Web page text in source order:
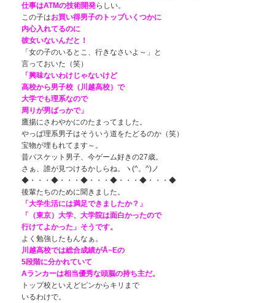
仕事はATMの技術開発らしい。
この子はお買い得男子のトップいくつかに
内心入れてるのに
彼女いないんだと！
「女の子のいるとこ、行きなさいよ～」と
言っておいた（笑）
「興味ないわけじゃないけど
高校から男子校（川越高校）で
大学でも理系なので
周りが男ばっかで」
鷹揚にさわやかにのたまってました。
やっぱ理系男子はそういう道をたどるのか（笑）
宝物が埋もれてます～。
昔バスケット男子、今ゲーム好きの27歳。
さぁ、誰が見つけるかしらね。ヽ(^。^)ノ
◆・・・◆・・・◆・・・◆・・・◆・・・◆
後輩たちのために聞きました。
「大学生活には満足できましたか？」
「（東京）大学、大学院は面白かったので
行けてよかった」そうです。
よく勉強したもんなぁ。
川越高校では総合成績がÅ~Eの
5段階に分かれていて
Aランカーは相当優秀な頭脳の持ち主だ。
トップ校といえどピンからキリまで
いるわけで。